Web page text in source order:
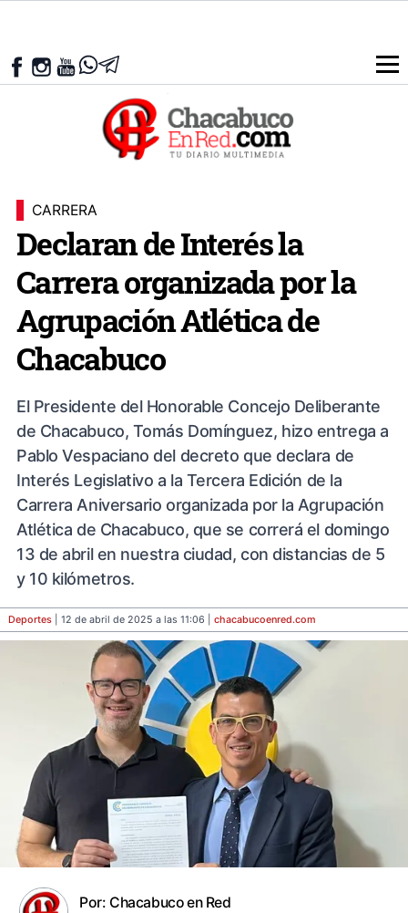
CARRERA
Declaran de Interés la
Carrera organizada por la
Agrupación Atlética de
Chacabuco
El Presidente del Honorable Concejo Deliberante
de Chacabuco, Tomás Domínguez, hizo entrega a
Pablo Vespaciano del decreto que declara de
Interés Legislativo a la Tercera Edición de la
Carrera Aniversario organizada por la Agrupación
Atlética de Chacabuco, que se correrá el domingo
13 de abril en nuestra ciudad, con distancias de 5
y 10 kilómetros.
Deportes | 12 de abril de 2025 a las 11:06 | chacabucoenred.com
Por: Chacabuco en Red